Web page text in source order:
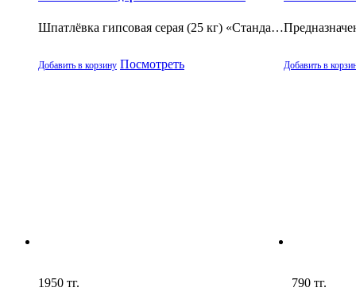
Шпатлёвка гипсовая серая (25 кг) «Станда…
Добавить в корзину Посмотреть Добавить в
1950 тг. 790 тг.